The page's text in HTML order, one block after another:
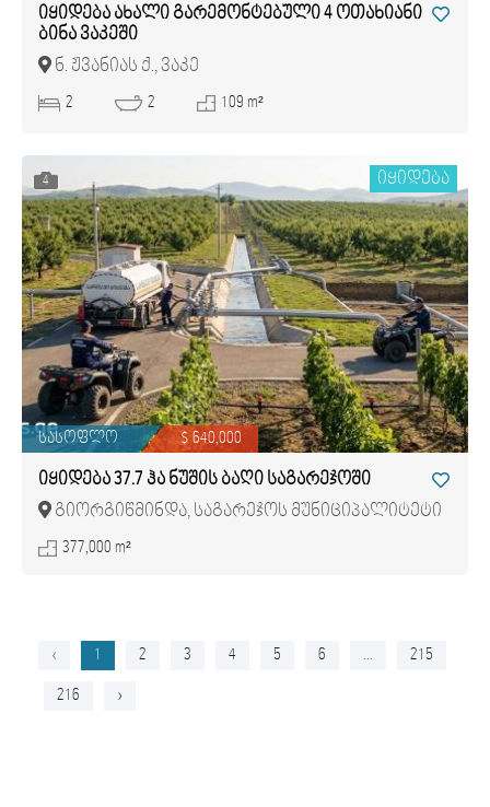
იყიდება ახალი გარემონტებული 4 ოთახიანი
ბინა ვაკეში
ნ. ჟვანიას ქ., ვაკე
2 2 109 m²
4 იყიდება
სასოფლო $ 640,000
იყიდება 37.7 ჰა ნუშის ბაღი საგარეჯოში
გიორგიწმინდა, საგარეჯოს მუნიციპალიტეტი
377,000 m²
‹ 1 2 3 4 5 6 ... 215
216 ›